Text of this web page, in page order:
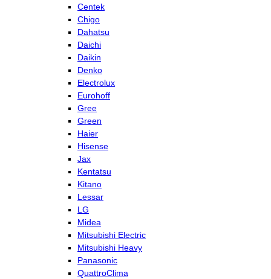
Centek
Chigo
Dahatsu
Daichi
Daikin
Denko
Electrolux
Eurohoff
Gree
Green
Haier
Hisense
Jax
Kentatsu
Kitano
Lessar
LG
Midea
Mitsubishi Electric
Mitsubishi Heavy
Panasonic
QuattroClima